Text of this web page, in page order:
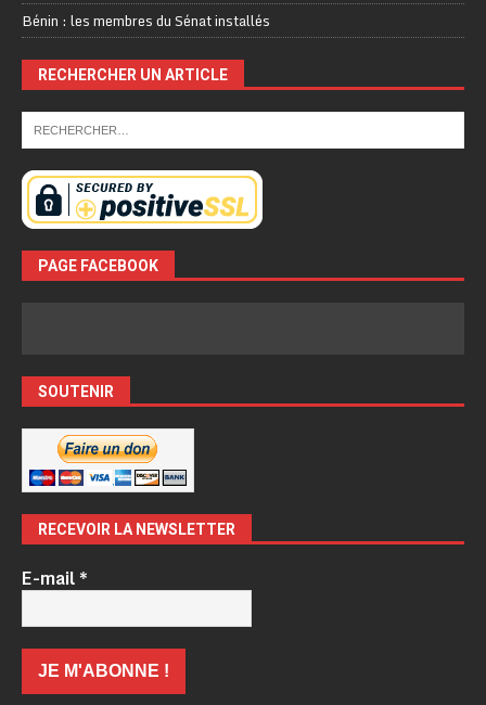
Bénin : les membres du Sénat installés
RECHERCHER UN ARTICLE
PAGE FACEBOOK
SOUTENIR
RECEVOIR LA NEWSLETTER
E-mail*